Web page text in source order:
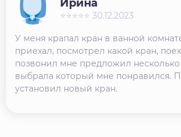
У меня крапал кран в ванной
приехал, посмотрел какой кран,
позвонил мне предложил несколько
выбрала который мне понравился.
установил новый кран.
Ирина
⭐⭐⭐⭐⭐ 30.12.2023